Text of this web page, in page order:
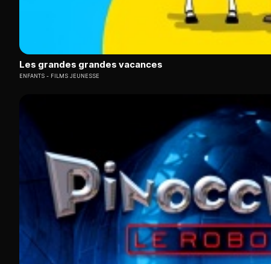
Les grandes grandes vacances
ENFANTS FILMS JEUNESSE